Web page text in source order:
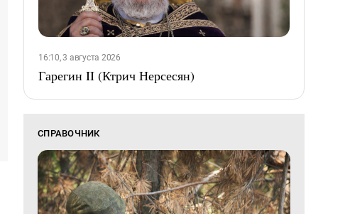
16:10, 3 августа 2026
Гарегин II (Ктрич Нерсесян)
СПРАВОЧНИК